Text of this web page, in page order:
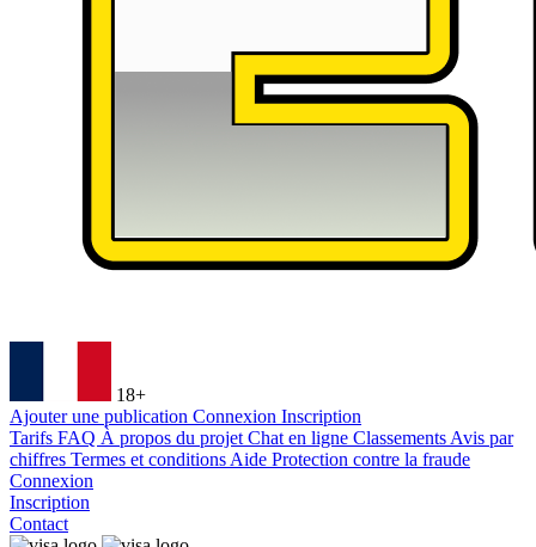
18+
Ajouter une publication Connexion Inscription
Tarifs FAQ À propos du projet Chat en ligne Classements Avis par
chiffres Termes et conditions Aide Protection contre la fraude
Connexion
Inscription
Contact